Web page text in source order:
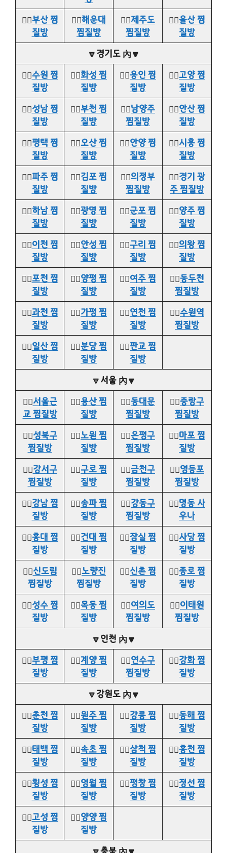
👉🏻부산 찜
질방
👉🏻해운대
찜질방
👉🏻제주도
찜질방
👉🏻울산 찜
질방
🔽경기도 內🔽
👉🏻수원 찜
질방
👉🏻화성 찜
질방
👉🏻용인 찜
질방
👉🏻고양 찜
질방
👉🏻성남 찜
질방
👉🏻부천 찜
질방
👉🏻남양주
찜질방
👉🏻안산 찜
질방
👉🏻평택 찜
질방
👉🏻오산 찜
질방
👉🏻안양 찜
질방
👉🏻시흥 찜
질방
👉🏻파주 찜
질방
👉🏻김포 찜
질방
👉🏻의정부
찜질방
👉🏻경기 광
주 찜질방
👉🏻하남 찜
질방
👉🏻광명 찜
질방
👉🏻군포 찜
질방
👉🏻양주 찜
질방
👉🏻이천 찜
질방
👉🏻안성 찜
질방
👉🏻구리 찜
질방
👉🏻의왕 찜
질방
👉🏻포천 찜
질방
👉🏻양평 찜
질방
👉🏻여주 찜
질방
👉🏻동두천
찜질방
👉🏻과천 찜
질방
👉🏻가평 찜
질방
👉🏻연천 찜
질방
👉🏻수원역
찜질방
👉🏻일산 찜
질방
👉🏻분당 찜
질방
👉🏻판교 찜
질방
🔽서울 內🔽
👉🏻서울근
교 찜질방
👉🏻용산 찜
질방
👉🏻동대문
찜질방
👉🏻중랑구
찜질방
👉🏻성북구
찜질방
👉🏻노원 찜
질방
👉🏻은평구
찜질방
👉🏻마포 찜
질방
👉🏻강서구
찜질방
👉🏻구로 찜
질방
👉🏻금천구
찜질방
👉🏻영등포
찜질방
👉🏻강남 찜
질방
👉🏻송파 찜
질방
👉🏻강동구
찜질방
👉🏻명동 사
우나
👉🏻홍대 찜
질방
👉🏻건대 찜
질방
👉🏻잠실 찜
질방
👉🏻사당 찜
질방
👉🏻신도림
찜질방
👉🏻노량진
찜질방
👉🏻신촌 찜
질방
👉🏻종로 찜
질방
👉🏻성수 찜
질방
👉🏻목동 찜
질방
👉🏻여의도
찜질방
👉🏻이태원
찜질방
🔽인천 內🔽
👉🏻부평 찜
질방
👉🏻계양 찜
질방
👉🏻연수구
찜질방
👉🏻강화 찜
질방
🔽강원도 內🔽
👉🏻춘천 찜
질방
👉🏻원주 찜
질방
👉🏻강릉 찜
질방
👉🏻동해 찜
질방
👉🏻태백 찜
질방
👉🏻속초 찜
질방
👉🏻삼척 찜
질방
👉🏻홍천 찜
질방
👉🏻횡성 찜
질방
👉🏻영월 찜
질방
👉🏻평창 찜
질방
👉🏻정선 찜
질방
👉🏻고성 찜
질방
👉🏻양양 찜
질방